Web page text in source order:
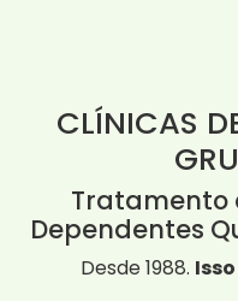
CLÍNICAS
Tratamento
Dependentes
Desde 1988.